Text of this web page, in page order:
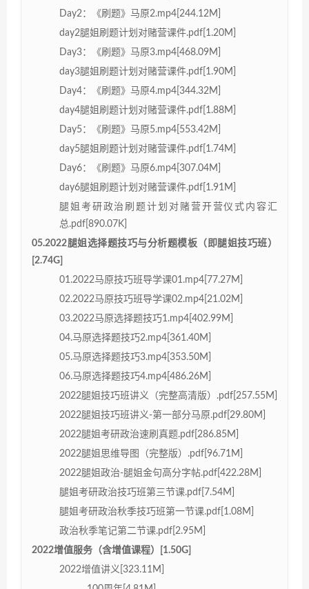
Day2：《刷题》马原2.mp4[244.12M]
day2腿姐刷题计划对赌营课件.pdf[1.20M]
Day3：《刷题》马原3.mp4[468.09M]
day3腿姐刷题计划对赌营课件.pdf[1.90M]
Day4：《刷题》马原4.mp4[344.32M]
day4腿姐刷题计划对赌营课件.pdf[1.88M]
Day5：《刷题》马原5.mp4[553.42M]
day5腿姐刷题计划对赌营课件.pdf[1.74M]
Day6：《刷题》马原6.mp4[307.04M]
day6腿姐刷题计划对赌营课件.pdf[1.91M]
腿姐考研政治刷题计划对赌营开营仪式内容汇
总.pdf[890.07K]
05.2022腿姐选择题技巧与分析题模板（即腿姐技巧班）
[2.74G]
01.2022马原技巧班导学课01.mp4[77.27M]
02.2022马原技巧班导学课02.mp4[21.02M]
03.2022马原选择题技巧1.mp4[402.99M]
04.马原选择题技巧2.mp4[361.40M]
05.马原选择题技巧3.mp4[353.50M]
06.马原选择题技巧4.mp4[486.26M]
2022腿姐技巧班讲义（完整高清版）.pdf[257.55M]
2022腿姐技巧班讲义-第一部分马原.pdf[29.80M]
2022腿姐考研政治速刷真题.pdf[286.85M]
2022腿姐思维导图（完整版）.pdf[96.71M]
2022腿姐政治-腿姐金句高分字帖.pdf[422.28M]
腿姐考研政治技巧班第三节课.pdf[7.54M]
腿姐考研政治秋季技巧班第一节课.pdf[1.08M]
政治秋季笔记第二节课.pdf[2.95M]
2022增值服务（含增值课程）[1.50G]
2022增值讲义[323.11M]